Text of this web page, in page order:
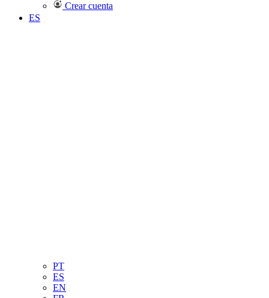
Crear cuenta
ES
PT
ES
EN